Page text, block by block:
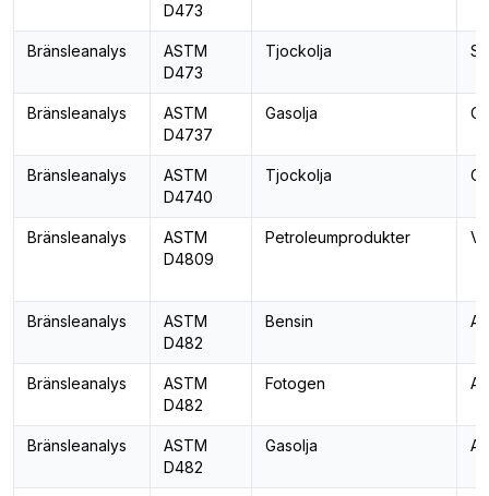
D473
Bränsleanalys
ASTM
D473
Tjockolja
Bränsleanalys
ASTM
D4737
Gasolja
Bränsleanalys
ASTM
D4740
Tjockolja
Bränsleanalys
ASTM
D4809
Petroleumprodukter
Bränsleanalys
ASTM
D482
Bensin
Bränsleanalys
ASTM
D482
Fotogen
Bränsleanalys
ASTM
D482
Gasolja